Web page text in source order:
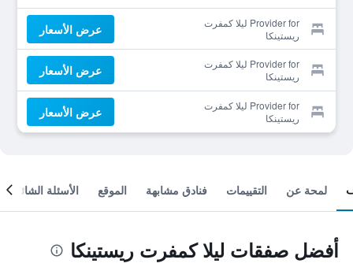
Provider for ليلا كمفرت
ريستينكا
عرض الأسعار
Provider for ليلا كمفرت
ريستينكا
عرض الأسعار
Provider for ليلا كمفرت
ريستينكا
عرض الأسعار
لمحة عن التقييمات فنادق مشابهة الموقع الأسئلة الشائعة
أفضل صفقات ليلا كمفرت ريستينكا